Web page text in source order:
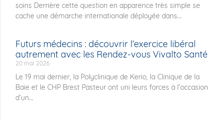
soins Derrière cette question en apparence très simple se
cache une démarche internationale déployée dans...
Futurs médecins : découvrir l’exercice libéral
autrement avec les Rendez-vous Vivalto Santé
20 mai 2026
Le 19 mai dernier, la Polyclinique de Kerio, la Clinique de la
Baie et le CHP Brest Pasteur ont uni leurs forces à l’occasion
d’un...